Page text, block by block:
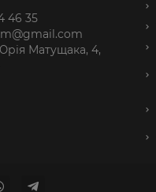
46 35
Матущака, 4,